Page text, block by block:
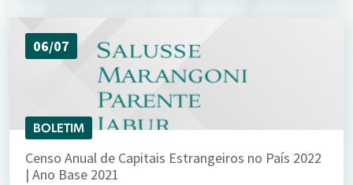
06/07
BOLETIM
Censo Anual de Capitais Estrangeiros no País 2022
| Ano Base 2021